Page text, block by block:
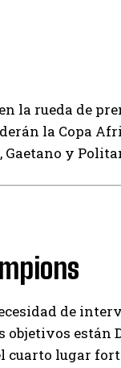
la rueda de
la Copa
y
de
están
cuarto lugar